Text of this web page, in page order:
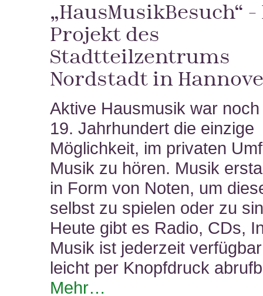
„HausMusikBesuch“
Projekt des
Stadtteilzentrums
Nordstadt in
Aktive Hausmusik war
19. Jahrhundert die einzige
Möglichkeit, im privaten
Musik zu hören. Musik
in Form von Noten, um
selbst zu spielen oder zu
Heute gibt es Radio, CDs,
Musik ist jederzeit
leicht per Knopfdruck
Mehr…